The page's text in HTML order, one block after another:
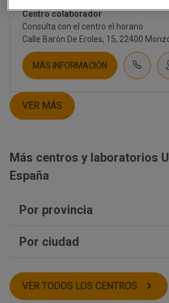
SOBRE NOSOTROS
CULTURA
CONTACTO
INVERSORES
NEWSLETTER
BLOG
CUESTIONARIO DE SALUD
EMBARAZO | TEST PRENATAL
SALUD HOMBRE
SALUD SEXUAL | ETS
INTOLERANCIAS
RADIOLOGÍA
RESONANCIA MAGNÉTICA
Centro colaborador
Consulta con el centro el horario
Calle Barón De Eroles, 15, 22400
MÁS INFORMACIÓN
VER MÁS
Más centros y laboratorios
España
Por provincia
Burgos
Huelva
Por ciudad
Lepe
VER TODOS LOS CENTROS